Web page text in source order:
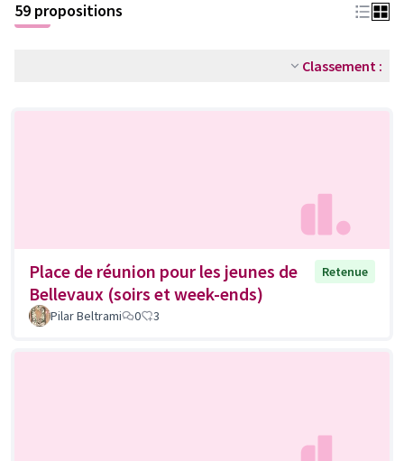
59 propositions
Classement :
Place de réunion pour les jeunes de
Bellevaux (soirs et week-ends)
Retenue
Pilar Beltrami 0 3